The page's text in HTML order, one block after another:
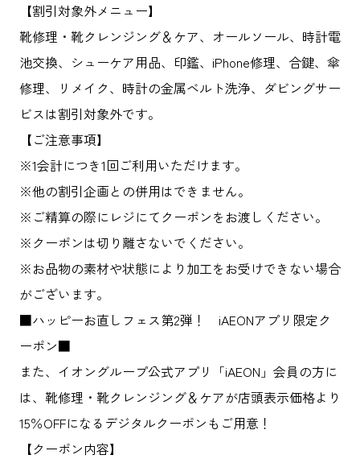
【割引対象外メニュー】
靴修理・靴クレンジング＆ケア、オールソール、時計電
池交換、シューケア用品、印鑑、iPhone修理、合鍵、傘
修理、リメイク、時計の金属ベルト洗浄、ダビングサー
ビスは割引対象外です。
【ご注意事項】
※1会計につき1回ご利用いただけます。
※他の割引企画との併用はできません。
※ご精算の際にレジにてクーポンをお渡しください。
※クーポンは切り離さないでください。
※お品物の素材や状態により加工をお受けできない場合
がございます。
■ハッピーお直しフェス第2弾！ iAEONアプリ限定ク
ーポン■
また、イオングループ公式アプリ「iAEON」会員の方に
は、靴修理・靴クレンジング＆ケアが店頭表示価格より
15％OFFになるデジタルクーポンもご用意！
【クーポン内容】